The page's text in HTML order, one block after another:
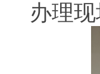
办理